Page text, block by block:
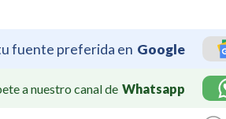
fuente preferida en Google
a nuestro canal de Whatsapp